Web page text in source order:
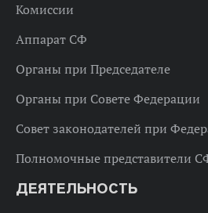
Комиссии
Аппарат СФ
Органы при Председателе
Органы при Совете Федерации
Совет законодателей при
Полномочные представители
ДЕЯТЕЛЬНОСТЬ